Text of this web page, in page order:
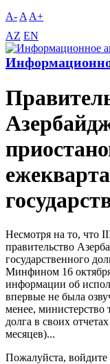
A- A A+
AZ EN
Несмотря на то, что
правительство
государственного
Минфином 16 октября
информации об
впервые не была
менее, министерство
долга в своих
месяцев)...
Пожалуйста,